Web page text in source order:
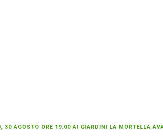
30 AGOSTO ORE 19:00 AI GIARDINI LA MORTELLA